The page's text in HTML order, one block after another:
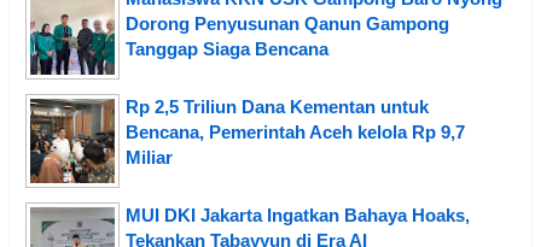
Dorong Penyusunan Qanun Gampong
Tanggap Siaga Bencana
Rp 2,5 Triliun Dana Kementan untuk
Bencana, Pemerintah Aceh kelola Rp 9,7
Miliar
MUI DKI Jakarta Ingatkan Bahaya Hoaks,
Tekankan Tabayyun di Era AI